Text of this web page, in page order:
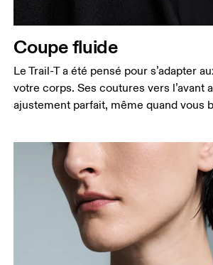
Coupe fluide
Le Trail-T a été pensé pour s’adapter
votre corps. Ses coutures vers l’avant
ajustement parfait, même quand vous